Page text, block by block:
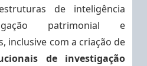
de inteligência
patrimonial e
inclusive com a criação de
de investigação